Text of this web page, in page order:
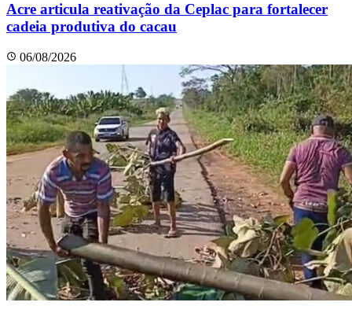
Acre articula reativação da Ceplac para fortalecer
cadeia produtiva do cacau
06/08/2026